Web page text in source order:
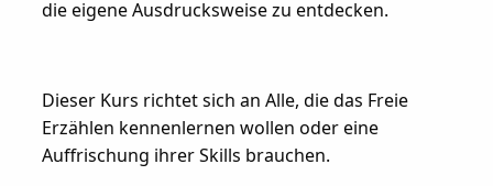
die eigene Ausdrucksweise zu entdecken.
Dieser Kurs richtet sich an Alle, die das Freie
Erzählen kennenlernen wollen oder eine
Auffrischung ihrer Skills brauchen.